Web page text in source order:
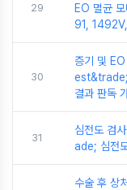
29
EO 멸균
91,
30
증기 및
결과 판독
31
심전도 검
ade; 심전
수술 후 상